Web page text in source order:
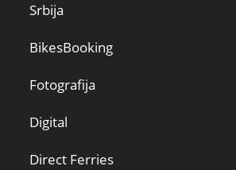
Srbija
BikesBooking
Fotografija
Digital
Direct Ferries